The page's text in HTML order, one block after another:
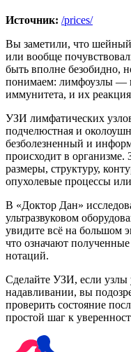
Источник: /prices/
Вы заметили, что
или вообще
быть вполне безобидно,
понимаем: лимфоузлы —
иммунитета, и их
УЗИ лимфатических
подчелюстная и
безболезненный и
происходит в организме.
размеры, структуру,
опухолевые процессы
В «Доктор Дан»
ультразвуковом
увидите всё на большом
что означают
нотаций.
Сделайте УЗИ, если
надавливании, вы
проверить состояние
простой шаг к